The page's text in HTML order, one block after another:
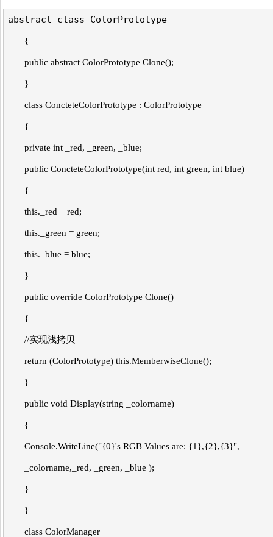
abstract class ColorPrototype
{
public abstract ColorPrototype Clone();
}
class ConcteteColorPrototype : ColorPrototype
{
private int _red, _green, _blue;
public ConcteteColorPrototype(int red, int green, int blue)
{
this._red = red;
this._green = green;
this._blue = blue;
}
public override ColorPrototype Clone()
{
//实现浅拷贝
return (ColorPrototype) this.MemberwiseClone();
}
public void Display(string _colorname)
{
Console.WriteLine("{0}'s RGB Values are: {1},{2},{3}",
_colorname,_red, _green, _blue );
}
}
class ColorManager